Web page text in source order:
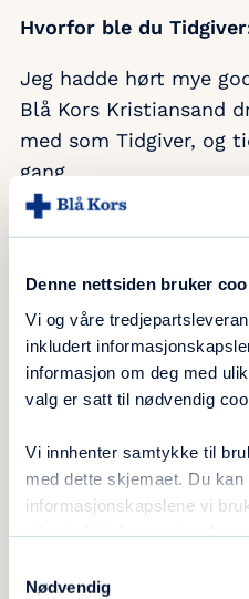
Denne nettsiden bruker
Vi og våre
inkludert
informasjon om deg med
valg er satt til nødvendig
Vi innhenter samtykke til
med dette skjemaet. Du kan
informasjonskapslene vi
Nødvendig
Hvorfor ble du
Jeg hadde hørt mye
Blå Kors Kristiansand
med som Tidgiver, og
gang.
Hvilke oppgaver er
oppdragene er mange
for bedrifter og
rydde og stelle hager.
Ditt sivile liv utenom
Jeg er uføretrygdet,
variert
Westamarin.